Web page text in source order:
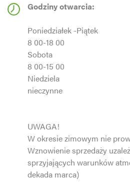
Godziny otwarcia:
Poniedziałek -Piątek
8 00-18 00
Sobota
8 00-15 00
Niedziela
nieczynne
UWAGA!
W okresie zimowym nie
Wznowienie sprzedaży
sprzyjających warunków
dekada marca)